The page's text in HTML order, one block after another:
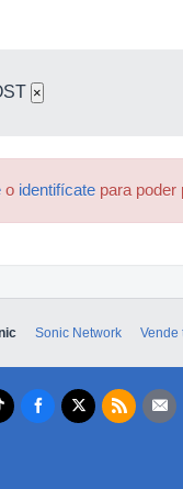
×
o identifícate para poder
Sonic Network Vende